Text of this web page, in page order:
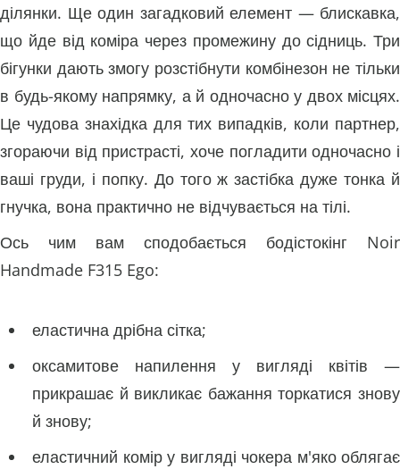
ділянки. Ще один загадковий елемент — блискавка,
що йде від коміра через промежину до сідниць. Три
бігунки дають змогу розстібнути комбінезон не тільки
в будь-якому напрямку, а й одночасно у двох місцях.
Це чудова знахідка для тих випадків, коли партнер,
згораючи від пристрасті, хоче погладити одночасно і
ваші груди, і попку. До того ж застібка дуже тонка й
гнучка, вона практично не відчувається на тілі.
Ось чим вам сподобається бодістокінг Noir
Handmade F315 Ego:
еластична дрібна сітка;
оксамитове напилення у вигляді квітів —
прикрашає й викликає бажання торкатися знову
й знову;
еластичний комір у вигляді чокера м'яко облягає